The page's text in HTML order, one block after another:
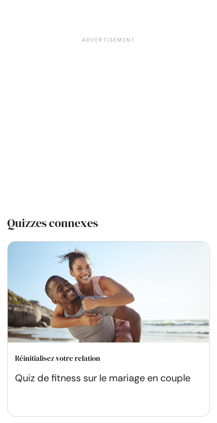
Quizzes connexes
Réinitialisez votre relation
Quiz de fitness sur le mariage en couple